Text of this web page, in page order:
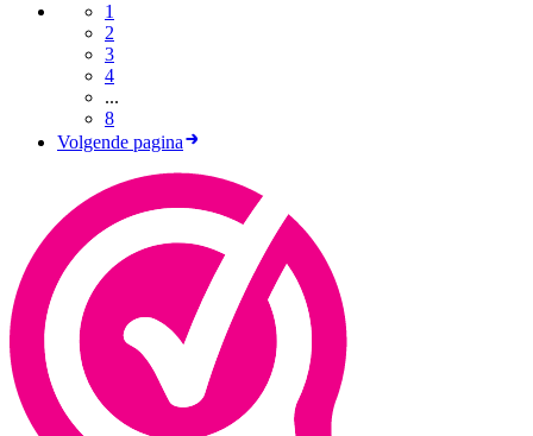
1
2
3
4
...
8
Volgende pagina